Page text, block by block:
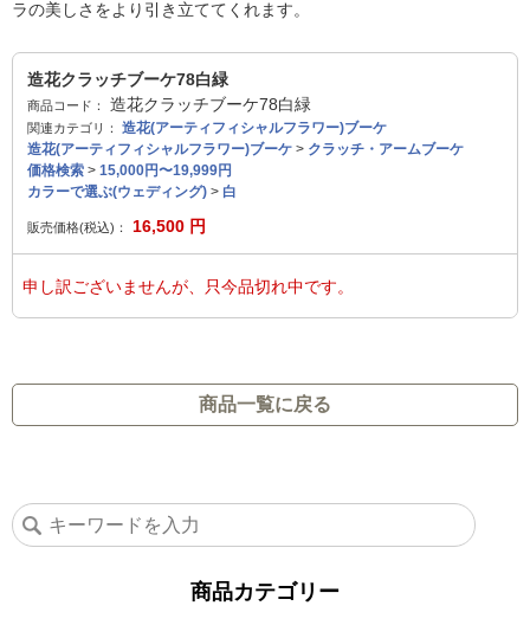
ラの美しさをより引き立ててくれます。
造花クラッチブーケ78白緑
商品コード： 造花クラッチブーケ78白緑
関連カテゴリ：
造花(アーティフィシャルフラワー)ブーケ
造花(アーティフィシャルフラワー)ブーケ > クラッチ・アームブーケ
価格検索 > 15,000円〜19,999円
カラーで選ぶ(ウェディング) > 白
販売価格(税込)： 16,500 円
申し訳ございませんが、只今品切れ中です。
商品一覧に戻る
商品カテゴリー